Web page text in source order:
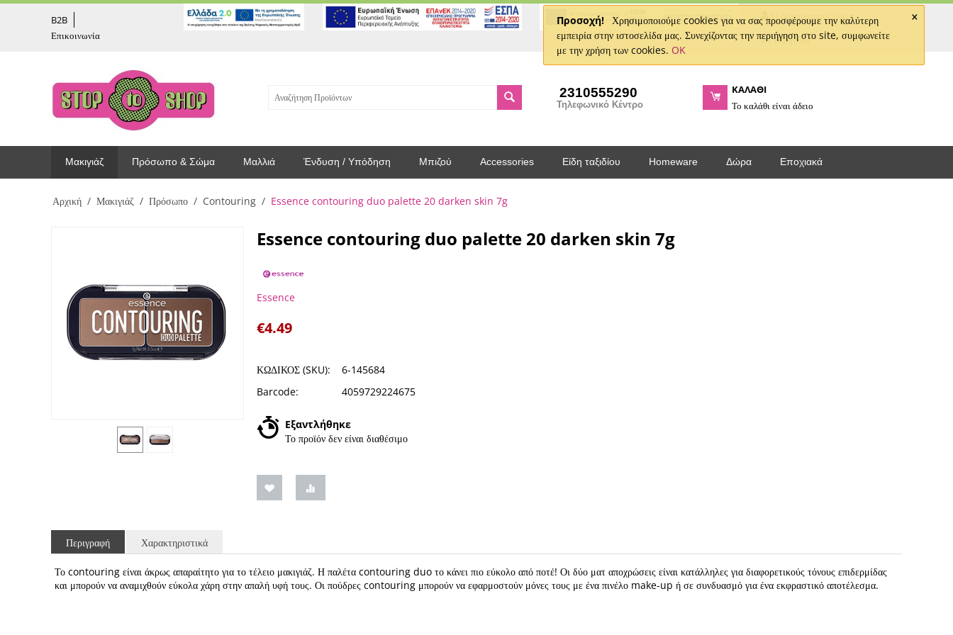
×
Προσοχή! Χρησιμοποιούμε cookies για να σας προσφέρουμε την καλύτερη
εμπειρία στην ιστοσελίδα μας. Συνεχίζοντας την περιήγηση στο site, συμφωνείτε
με την χρήση των cookies. OK
B2B
Επικοινωνία
Ο Λογαριασμός μου
Ελληνικά
2310555290
Τηλεφωνικό Κέντρο
ΚΑΛΑΘΙ
Το καλάθι είναι άδειο
Μακιγιάζ Πρόσωπο & Σώμα Μαλλιά Ένδυση / Υπόδηση Μπιζού Accessories Είδη ταξιδίου Homeware Δώρα Εποχιακά
Αρχική / Μακιγιάζ / Πρόσωπο / Contouring / Essence contouring duo palette 20 darken skin 7g
Essence contouring duo palette 20 darken skin 7g
Essence
€4.49
ΚΩΔΙΚΟΣ (SKU):
6-145684
Barcode:
4059729224675
Εξαντλήθηκε
Το προϊόν δεν είναι διαθέσιμο
Περιγραφή Χαρακτηριστικά
Το contouring είναι άκρως απαραίτητο για το τέλειο μακιγιάζ. Η παλέτα contouring duo το κάνει πιο εύκολο από ποτέ! Οι δύο ματ αποχρώσεις είναι κατάλληλες για διαφορετικούς τόνους επιδερμίδας
και μπορούν να αναμιχθούν εύκολα χάρη στην απαλή υφή τους. Οι πούδρες contouring μπορούν να εφαρμοστούν μόνες τους με ένα πινέλο make-up ή σε συνδυασμό για ένα εκφραστικό αποτέλεσμα.